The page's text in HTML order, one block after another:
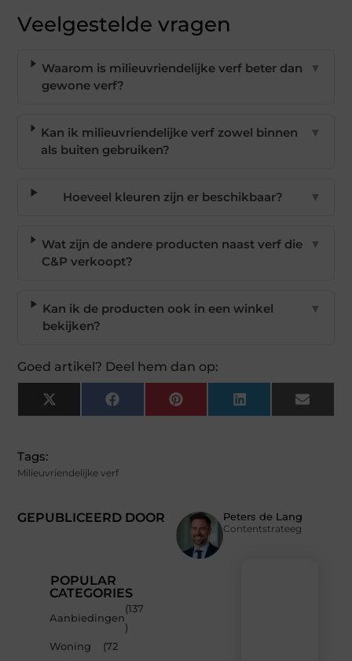
Veelgestelde vragen
Waarom is milieuvriendelijke verf beter dan
gewone verf?
▼
Kan ik milieuvriendelijke verf zowel binnen
als buiten gebruiken?
▼
Hoeveel kleuren zijn er beschikbaar? ▼
Wat zijn de andere producten naast verf die
C&P verkoopt?
▼
Kan ik de producten ook in een winkel
bekijken?
▼
Goed artikel? Deel hem dan op:
X
(Twitter)
FacebookPinterest LinkedIn Email
GEPUBLICEERD DOOR Peters de Lang
Contentstrateeg
Tags:
Milieuvriendelijke verf
POPULAR
CATEGORIES
Aanbiedingen
(137
)
Woning
(72